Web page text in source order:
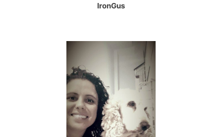
IronGus